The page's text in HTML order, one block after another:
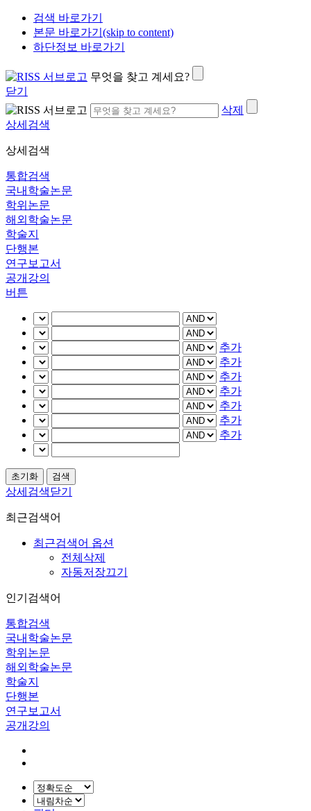
검색 바로가기
본문 바로가기(skip to content)
하단정보 바로가기
무엇을 찾고 계세요?
닫기
삭제
상세검색
상세검색
통합검색
국내학술논문
학위논문
해외학술논문
학술지
단행본
연구보고서
공개강의
버튼
추가
추가
추가
추가
추가
추가
추가
상세검색닫기
최근검색어
최근검색어 옵션
전체삭제
자동저장끄기
인기검색어
통합검색
국내학술논문
학위논문
해외학술논문
학술지
단행본
연구보고서
공개강의